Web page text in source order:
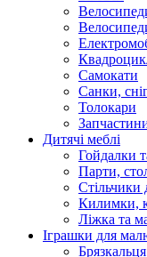
Самокати
Санки,
Толокари
Дитячі меблі
Гойдалки
Парти,
Стільчики
Килимки,
Ліжка та
Іграшки для